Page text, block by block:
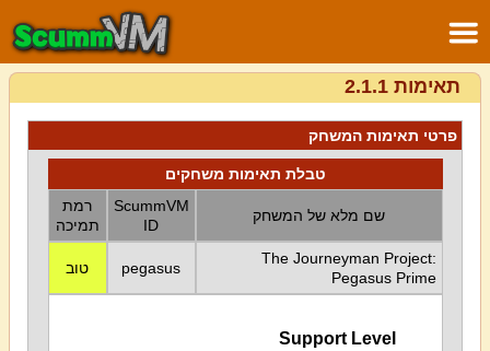
תאימות 2.1.1
פרטי תאימות המשחק
טבלת תאימות משחקים
שם מלא של המשחק
ScummVM
ID
רמת
תמיכה
The Journeyman Project:
Pegasus Prime
pegasus טוב
Support Level